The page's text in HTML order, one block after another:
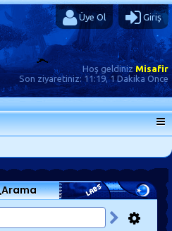
Üye Ol Giriş
Hoş geldinizMisafir
Son ziyaretiniz: 11:19, 1 Dakika Önce
Arama